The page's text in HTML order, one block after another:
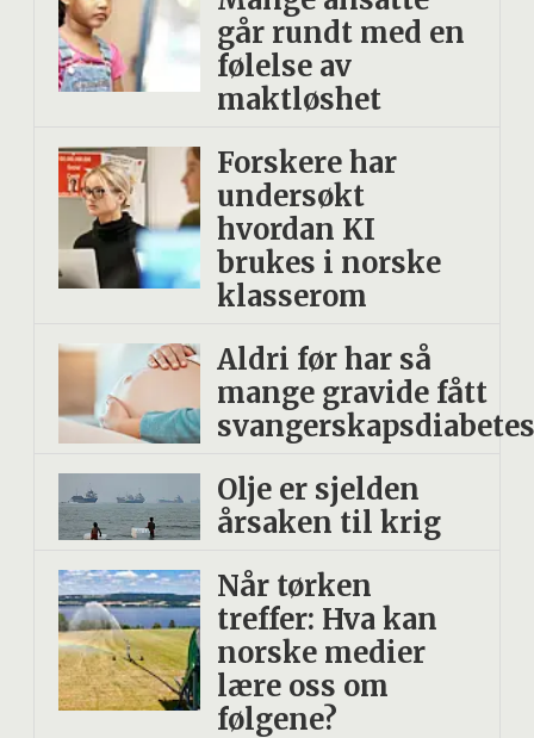
går rundt med en
følelse av
maktløshet
Forskere har
undersøkt
hvordan KI
brukes i norske
klasserom
Aldri før har så
mange gravide fått
svangerskapsdiabetes
Olje er sjelden
årsaken til krig
Når tørken
treffer: Hva kan
norske medier
lære oss om
følgene?